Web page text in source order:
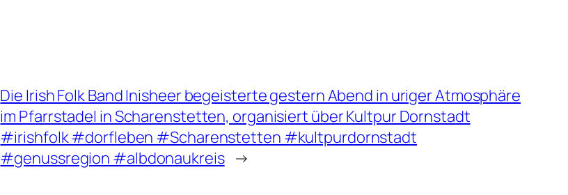
Die Irish Folk Band Inisheer begeisterte gestern Abend in uriger Atmosphäre
im Pfarrstadel in Scharenstetten, organisiert über Kultpur Dornstadt
#irishfolk #dorfleben #Scharenstetten #kultpurdornstadt
#genussregion #albdonaukreis →